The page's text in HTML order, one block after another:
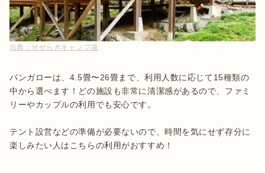
出典：せせらぎキャンプ場
バンガローは、4.5畳〜26畳まで、利用人数に応じて15種類の
中から選べます！どの施設も非常に清潔感があるので、ファミ
リーやカップルの利用でも安心です。
テント設営などの準備が必要ないので、時間を気にせず存分に
楽しみたい人はこちらの利用がおすすめ！